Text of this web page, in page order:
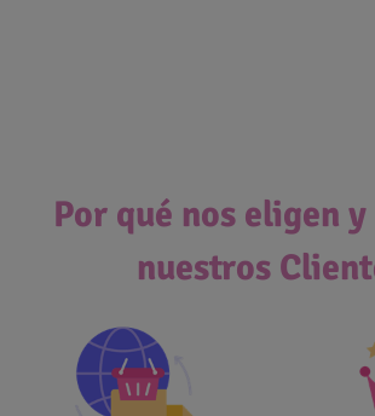
Por qué nos eligen
nuestros